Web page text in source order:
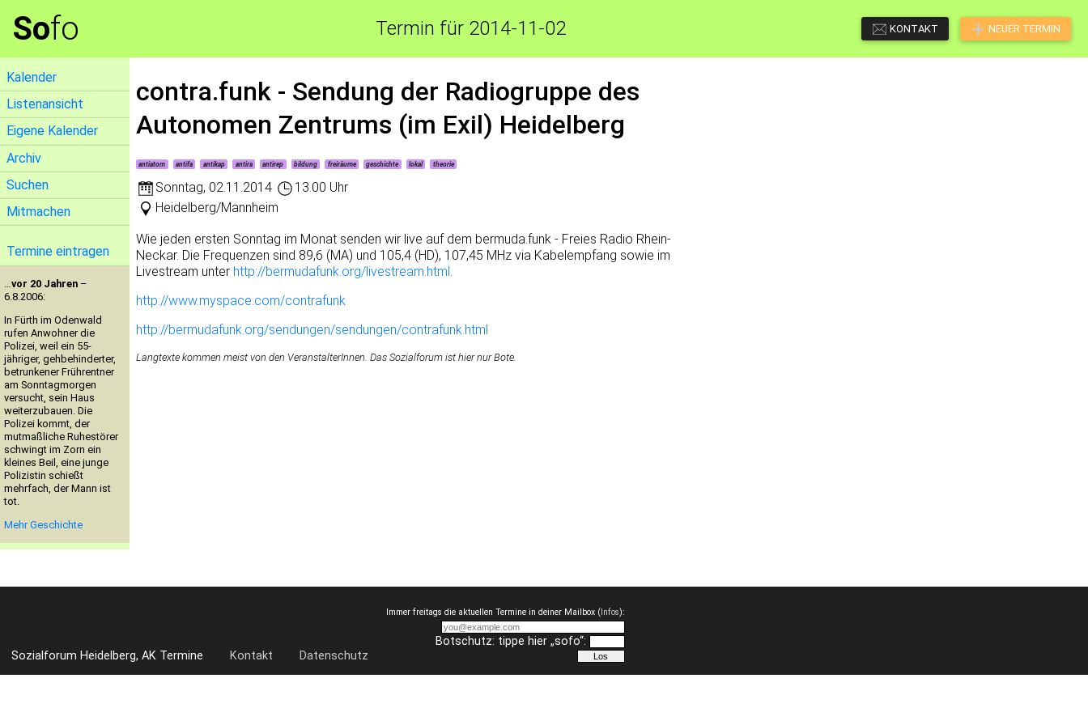
Sofo Termin für 2014-11-02 KONTAKT NEUER TERMIN
Kalender
Listenansicht
Eigene Kalender
Archiv
Suchen
Mitmachen
Termine eintragen
…vor 20 Jahren –
6.8.2006:
In Fürth im Odenwald
rufen Anwohner die
Polizei, weil ein 55-
jähriger, gehbehinderter,
betrunkener Frührentner
am Sonntagmorgen
versucht, sein Haus
weiterzubauen. Die
Polizei kommt, der
mutmaßliche Ruhestörer
schwingt im Zorn ein
kleines Beil, eine junge
Polizistin schießt
mehrfach, der Mann ist
tot.
Mehr Geschichte
contra.funk - Sendung der Radiogruppe des
Autonomen Zentrums (im Exil) Heidelberg
antiatom antifa antikap antira antirep bildung freiräume geschichte lokal theorie
Sonntag, 02.11.2014
13.00 Uhr
Heidelberg/Mannheim
Wie jeden ersten Sonntag im Monat senden wir live auf dem bermuda.funk - Freies Radio Rhein-
Neckar. Die Frequenzen sind 89,6 (MA) und 105,4 (HD), 107,45 MHz via Kabelempfang sowie im
Livestream unter http://bermudafunk.org/livestream.html .
http://www.myspace.com/contrafunk
http://bermudafunk.org/sendungen/sendungen/contrafunk.html
Langtexte kommen meist von den VeranstalterInnen. Das Sozialforum ist hier nur Bote.
Sozialforum Heidelberg, AK Termine Kontakt Datenschutz
Immer freitags die aktuellen Termine in deiner Mailbox (Infos):
Botschutz: tippe hier „sofo“: